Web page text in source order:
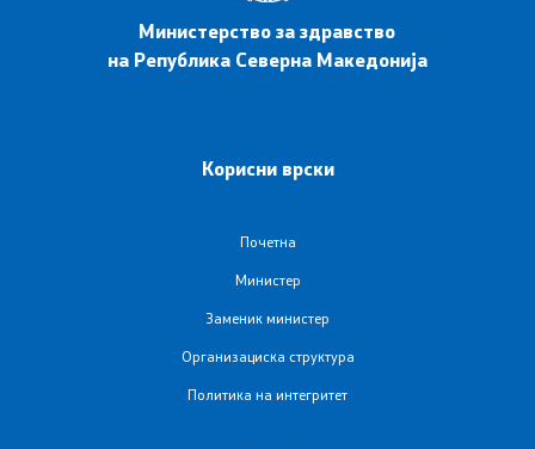
Модел на статут на ЈЗУ
Стратешки план и буџет
Работни документи
Министерство за здравство
на Република Северна Македонија
Корисни врски
Почетна
Министер
Заменик министер
Организациска структура
Политика на интегритет